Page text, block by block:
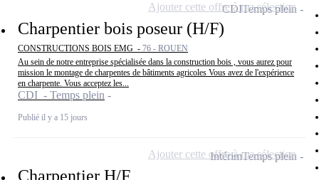
Charpentier bois poseur (H/F)
CONSTRUCTIONS BOIS EMG - 76 - ROUEN
Au sein de notre entreprise spécialisée dans la construction bois , vous aurez pour
mission le montage de charpentes de bâtiments agricoles Vous avez de l'expérience
en charpente. Vous acceptez les...
CDI - Temps plein
Publié il y a 15 jours
CDITemps plein
Ajouter cette offre à ma sélection
Charpentier H/F
IntérimTemps plein
Ajouter cette offre à ma sélection